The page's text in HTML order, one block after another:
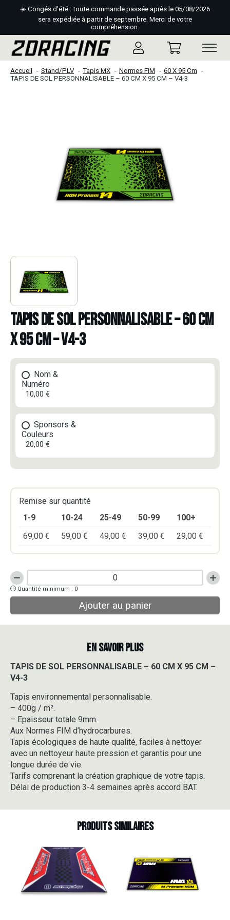
☀️ Congés d'été : toute commande passée après le 05/08/2026
sera expédiée à partir de septembre. Merci de votre
compréhension.
Accueil Stand/PLV Tapis MX Normes FIM
60 X 95 Cm
TAPIS DE SOL PERSONNALISABLE – 60 CM X 95 CM – V4-3
TAPIS DE SOL PERSONNALISABLE – 60 CM
X 95 CM – V4-3
Nom &
Numéro
10,00 €
Sponsors &
Couleurs
20,00 €
Remise sur quantité
1-9
10-24 25-49 50-99
100+
69,00 € 59,00 € 49,00 € 39,00 € 29,00 €
quantité
de
TAPIS
DE
X
95
-
V4-
3
Quantité minimum : 0
Ajouter au panier
EN SAVOIR PLUS
TAPIS DE SOL PERSONNALISABLE – 60 CM X 95 CM –
V4-3
Tapis environnemental personnalisable.
– 400g / m².
– Epaisseur totale 9mm.
Aux Normes FIM d’hydrocarbures.
Tapis écologiques de haute qualité, faciles à nettoyer
avec un nettoyeur haute pression et garantis pour une
longue durée de vie.
Tarifs comprenant la création graphique de votre tapis.
Délai de production 3-4 semaines après accord BAT.
Produits similaires